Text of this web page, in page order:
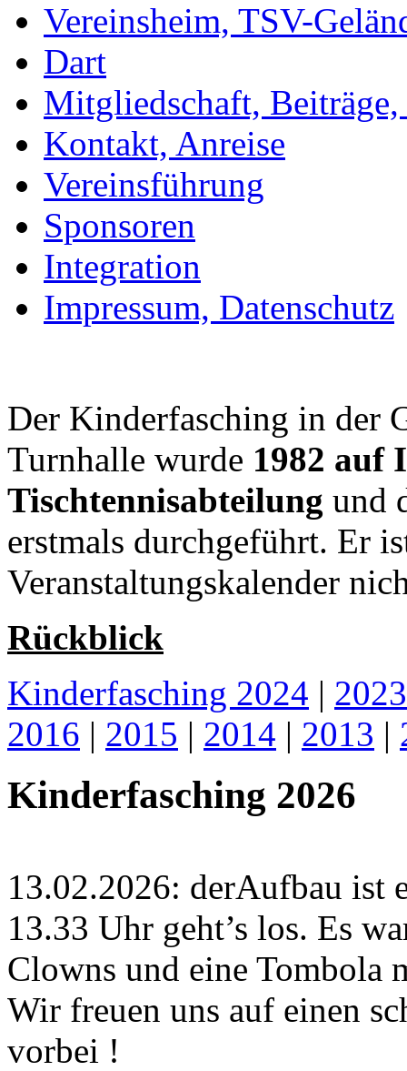
Vereinsheim, TSV-
Dart
Mitgliedschaft,
Kontakt, Anreise
Vereinsführung
Sponsoren
Integration
Impressum, Datenschutz
Der Kinderfasching in der
Turnhalle wurde 1982 auf
Tischtennisabteilung und
erstmals durchgeführt. Er
Veranstaltungskalender
Rückblick
Kinderfasching 2024 | 2023
2016 | 2015 | 2014 | 2013 |
Kinderfasching 2026
13.02.2026: derAufbau ist
13.33 Uhr geht’s los. Es
Clowns und eine Tombola
Wir freuen uns auf einen
vorbei !